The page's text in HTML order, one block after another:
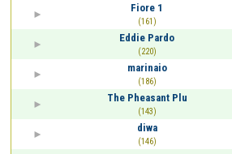
Fiore 1
(161)
Eddie Pardo
(220)
marinaio
(186)
The Pheasant Plu
(143)
diwa
(146)